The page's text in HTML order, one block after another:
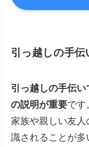
引っ越しの手伝
引っ越しの手伝
の説明が重要です
家族や親しい友
識されることが多